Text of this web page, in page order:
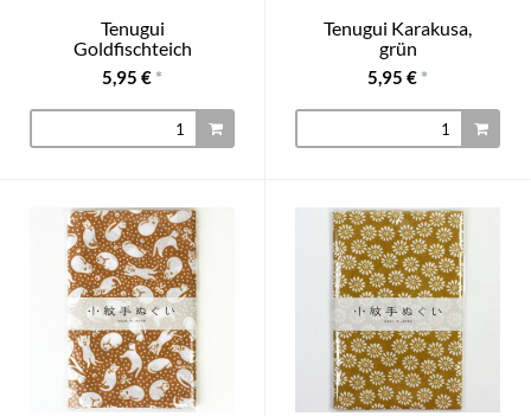
Tenugui
Goldfischteich
5,95 € *
Tenugui Karakusa,
grün
5,95 € *